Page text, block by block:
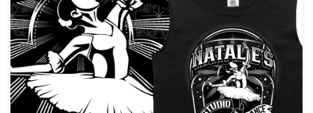
Klantenservice
+49 30 568 377 84